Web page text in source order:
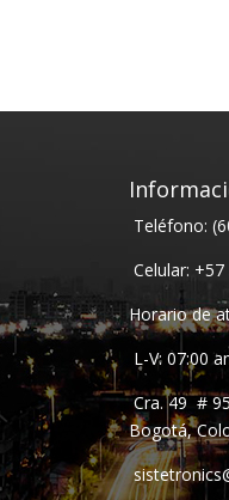
Teléfono:
Celular:
Horario de
L-V: 07:00
Cra. 49 #
Bogotá,